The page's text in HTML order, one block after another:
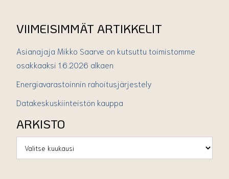
VIIMEISIMMÄT ARTIKKELIT
Asianajaja Mikko Saarve on kutsuttu toimistomme
osakkaaksi 1.6.2026 alkaen
Energiavarastoinnin rahoitusjärjestely
Datakeskuskiinteistön kauppa
ARKISTO